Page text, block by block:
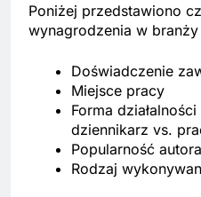
Poniżej przedstawiono
wynagrodzenia w
Doświadczenie
Miejsce pracy
Forma
dziennikarz vs.
Popularność autora
Rodzaj